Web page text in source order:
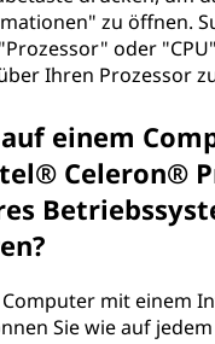
zu öffnen.
oder
Ihren Prozessor
einem
Celeron®
Computer mit einem
Sie wie auf